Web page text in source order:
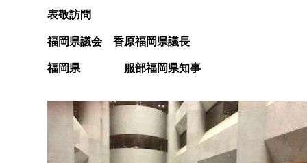
表敬訪問
福岡県議会 香原福岡県議長
福岡県 服部福岡県知事